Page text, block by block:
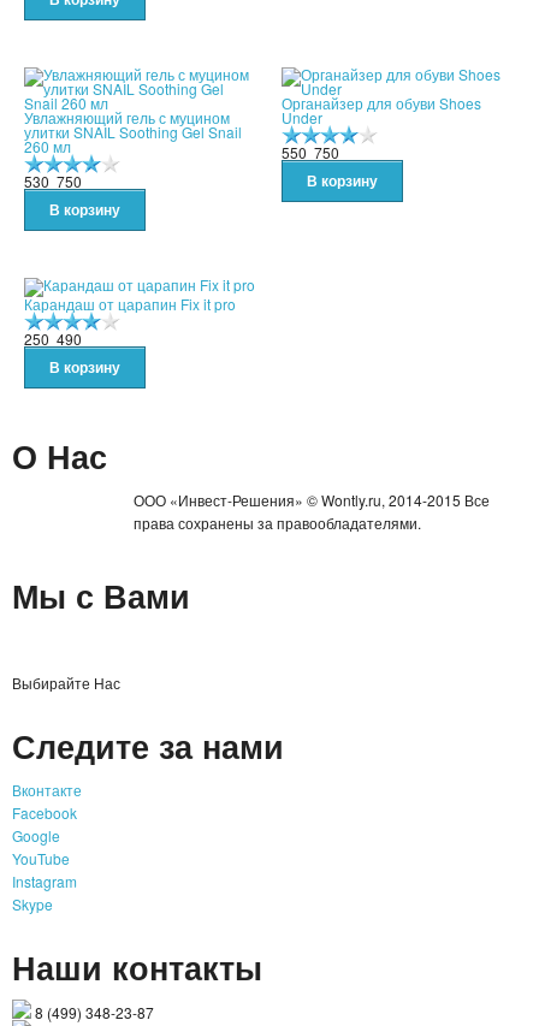
Увлажняющий гель с муцином
улитки SNAIL Soothing Gel Snail
260 мл
530 750
Органайзер для обуви Shoes
Under
550 750
Карандаш от царапин Fix it pro
250 490
О Нас
ООО «Инвест-Решения» © Wontly.ru, 2014-2015 Все
права сохранены за правообладателями.
Мы с Вами
Выбирайте Нас
Следите за нами
Вконтакте
Facebook
Google
YouTube
Instagram
Skype
Наши контакты
8 (499) 348-23-87